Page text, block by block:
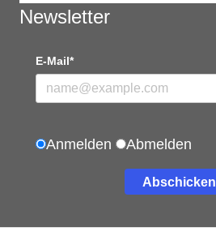
Newsletter
E-Mail*
Anmelden Abmelden
Abschicken